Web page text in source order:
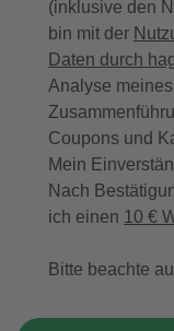
(inklusive den
bin mit der
Daten durch
Analyse
Coupons und
Mein
Nach
ich einen 10 €
Bitte beachte